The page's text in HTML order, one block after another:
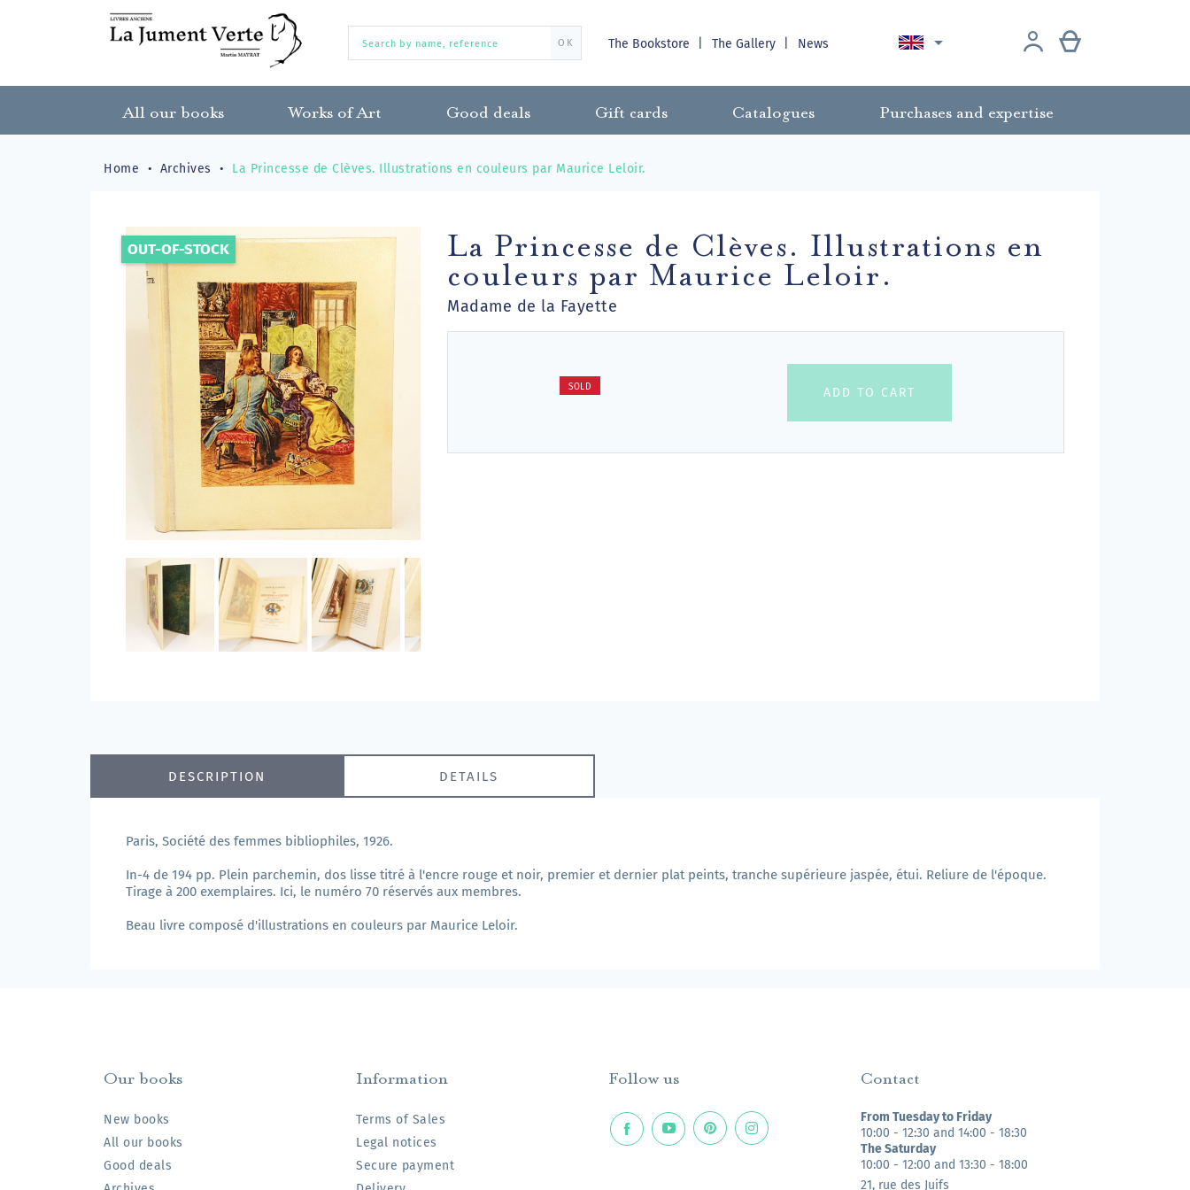
OK The Bookstore The Gallery News 
All our books Works of Art Good deals Gift cards Catalogues Purchases and expertise
Home Archives La Princesse de Clèves. Illustrations en couleurs par Maurice Leloir.
OUT-OF-STOCK La Princesse de Clèves. Illustrations en
couleurs par Maurice Leloir.
Madame de la Fayette
SOLD ADD TO CART
DESCRIPTION DETAILS
Paris, Société des femmes bibliophiles, 1926.
In-4 de 194 pp. Plein parchemin, dos lisse titré à l'encre rouge et noir, premier et dernier plat peints, tranche supérieure jaspée, étui. Reliure de l'époque.
Tirage à 200 exemplaires. Ici, le numéro 70 réservés aux membres.
Beau livre composé d'illustrations en couleurs par Maurice Leloir.
Our books
New books
All our books
Good deals
Information
Terms of Sales
Legal notices
Secure payment
Follow us Contact
From Tuesday to Friday
10:00 - 12:30 and 14:00 - 18:30
The Saturday
10:00 - 12:00 and 13:30 - 18:00
21, rue des Juifs